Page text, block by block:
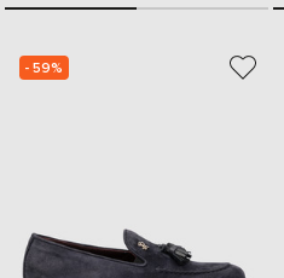
- 59%